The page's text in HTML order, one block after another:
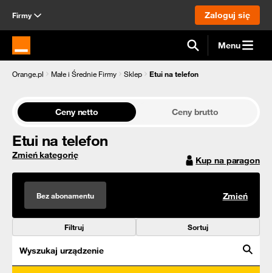
Firmy Zaloguj się
Strona główna Orange.pl Menu
Orange.pl Małe i Średnie Firmy Sklep Etui na telefon
Ceny netto Ceny brutto
Etui na telefon
Zmień kategorię Kup na paragon
Bez abonamentu Zmień
Filtruj Sortuj
Wyszukaj urządzenie